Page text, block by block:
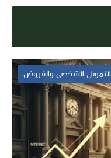
التمويل الشخصي والقروض